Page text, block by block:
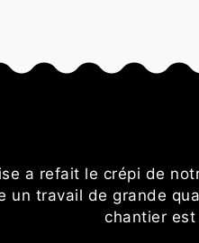
a refait le crépi de
un travail de grande
chantier